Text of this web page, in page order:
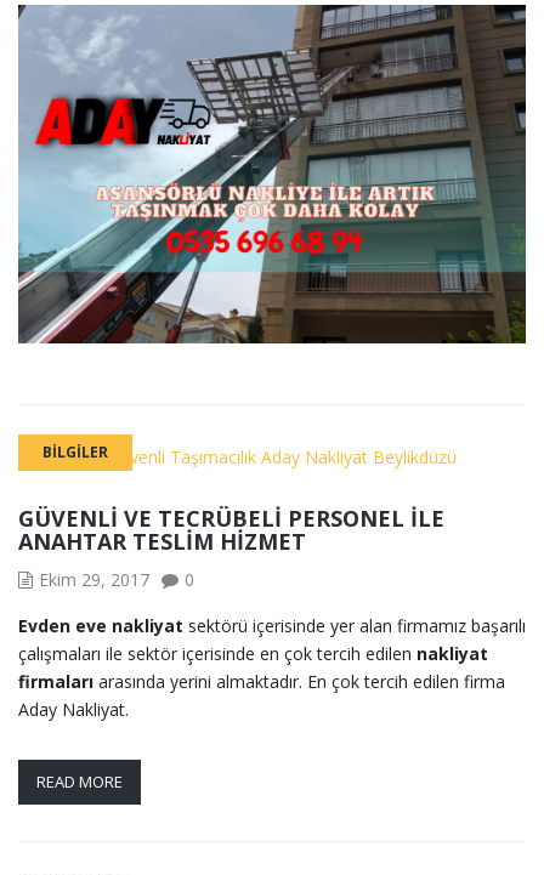
BILGILER
GÜVENLI VE TECRÜBELI PERSONEL İLE
ANAHTAR TESLIM HIZMET
Ekim 29, 2017
0
Evden eve nakliyat sektörü içerisinde yer alan firmamız başarılı
çalışmaları ile sektör içerisinde en çok tercih edilen nakliyat
firmaları arasında yerini almaktadır. En çok tercih edilen firma
Aday Nakliyat.
READ MORE